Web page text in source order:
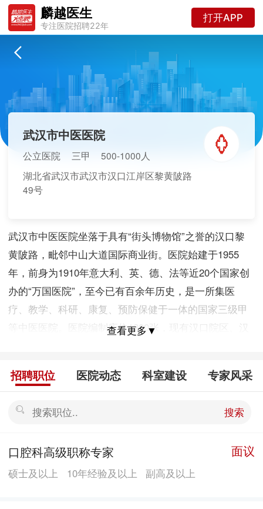
麟越医生
专注医院招聘22年
打开APP
武汉市中医医院
公立医院 三甲
500-1000人
湖北省武汉市武汉市汉口江岸区黎黄陂路
49号
武汉市中医医院坐落于具有“街头博物馆”之誉的汉口黎
黄陂路，毗邻中山大道国际商业街。医院始建于1955
年，前身为1910年意大利、英、德、法等近20个国家创
办的“万国医院”，至今已有百余年历史，是一所集医
疗、教学、科研、康复、预防保健于一体的国家三级甲
等中医医院。医院编制床位1200张，现有汉口院区、汉
学基地。 医院特色优势明显，学术流派纷呈，涌现出陆
升阳、徐宜厚等一批在全国颇具影响的知名中医专家。
传统中医科室外，还设有ICU、CCU、血液净化室、腔
镜中心等辅助单元，形成了现代医学技术与中医药特色
查看更多▼
招聘职位 医院动态 科室建设 专家风采
搜索
口腔科高级职称专家 面议
硕士及以上 10年经验及以上 副高及以上